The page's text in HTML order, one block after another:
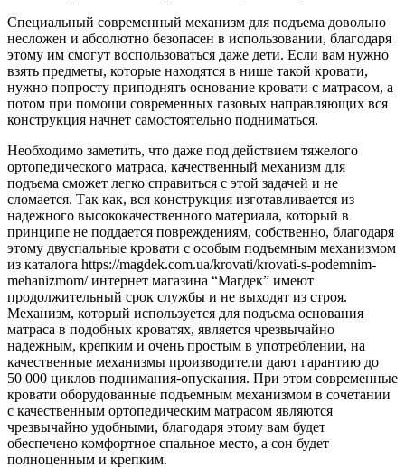
Специальный современный механизм для подъема довольно
несложен и абсолютно безопасен в использовании, благодаря
этому им смогут воспользоваться даже дети. Если вам нужно
взять предметы, которые находятся в нише такой кровати,
нужно попросту приподнять основание кровати с матрасом, а
потом при помощи современных газовых направляющих вся
конструкция начнет самостоятельно подниматься.
Необходимо заметить, что даже под действием тяжелого
ортопедического матраса, качественный механизм для
подъема сможет легко справиться с этой задачей и не
сломается. Так как, вся конструкция изготавливается из
надежного высококачественного материала, который в
принципе не поддается повреждениям, собственно, благодаря
этому двуспальные кровати с особым подъемным механизмом
из каталога https://magdek.com.ua/krovati/krovati-s-podemnim-
mehanizmom/ интернет магазина “Магдек” имеют
продолжительный срок службы и не выходят из строя.
Механизм, который используется для подъема основания
матраса в подобных кроватях, является чрезвычайно
надежным, крепким и очень простым в употреблении, на
качественные механизмы производители дают гарантию до
50 000 циклов поднимания-опускания. При этом современные
кровати оборудованные подъемным механизмом в сочетании
с качественным ортопедическим матрасом являются
чрезвычайно удобными, благодаря этому вам будет
обеспечено комфортное спальное место, а сон будет
полноценным и крепким.